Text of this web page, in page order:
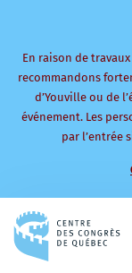
En raison de
recommandons
d’Youville ou de
événement. Les
par l’entrée
à